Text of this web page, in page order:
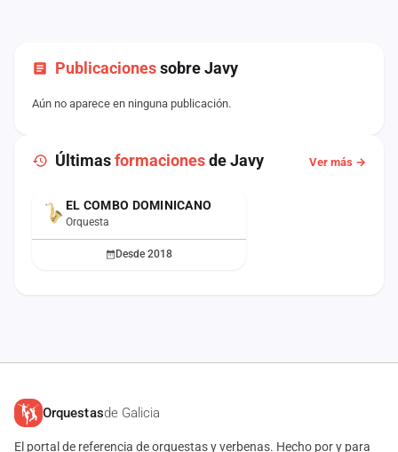
Publicacionessobre Javy
Aún no aparece en ninguna publicación.
Últimasformacionesde Javy Ver más →
ACTUALEL COMBO DOMINICANO
Orquesta
Desde 2018
Orquestasde Galicia
El portal de referencia de orquestas y verbenas. Hecho por y para